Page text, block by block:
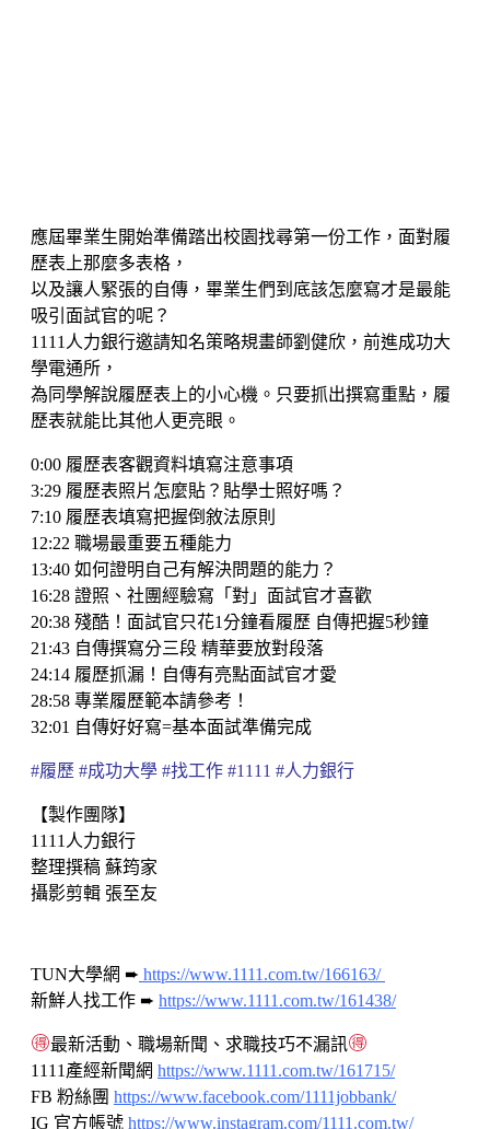
應屆畢業生開始準備踏出校園找尋第一份工作，面對履
歷表上那麼多表格，
以及讓人緊張的自傳，畢業生們到底該怎麼寫才是最能
吸引面試官的呢？
1111人力銀行邀請知名策略規畫師劉健欣，前進成功大
學電通所，
為同學解說履歷表上的小心機。只要抓出撰寫重點，履
歷表就能比其他人更亮眼。
0:00 履歷表客觀資料填寫注意事項
3:29 履歷表照片怎麼貼？貼學士照好嗎？
7:10 履歷表填寫把握倒敘法原則
12:22 職場最重要五種能力
13:40 如何證明自己有解決問題的能力？
16:28 證照、社團經驗寫「對」面試官才喜歡
20:38 殘酷！面試官只花1分鐘看履歷 自傳把握5秒鐘
21:43 自傳撰寫分三段 精華要放對段落
24:14 履歷抓漏！自傳有亮點面試官才愛
28:58 專業履歷範本請參考！
32:01 自傳好好寫=基本面試準備完成
#履歷 #成功大學 #找工作 #1111 #人力銀行
【製作團隊】
1111人力銀行
整理撰稿 蘇筠家
攝影剪輯 張至友
TUN大學網 ➨ https://www.1111.com.tw/166163/
新鮮人找工作 ➨ https://www.1111.com.tw/161438/
最新活動、職場新聞、求職技巧不漏訊
1111產經新聞網 https://www.1111.com.tw/161715/
FB 粉絲團 https://www.facebook.com/1111jobbank/
IG 官方帳號 https://www.instagram.com/1111.com.tw/